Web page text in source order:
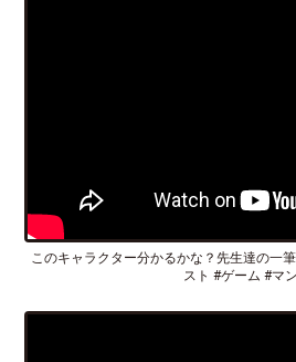
このキャラクター分かるかな？先生達の一
スト #ゲーム #マ